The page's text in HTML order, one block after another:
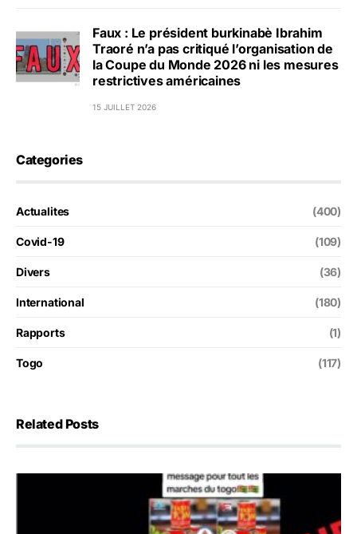
Faux : Le président burkinabè Ibrahim
Traoré n’a pas critiqué l’organisation de
la Coupe du Monde 2026 ni les mesures
restrictives américaines
15 JUILLET 2026
Categories
Actualites (400)
Covid-19 (109)
Divers (36)
International (180)
Rapports (1)
Togo (117)
Related Posts